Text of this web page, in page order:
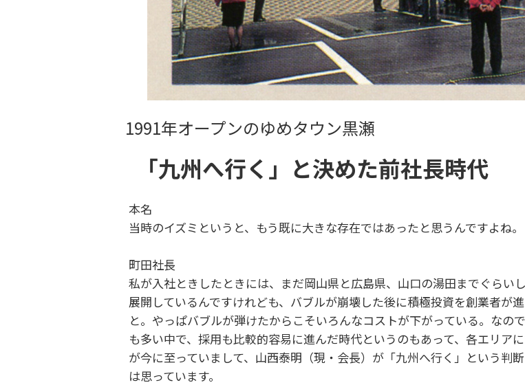
1991年オープンのゆめタウン黒瀬
「九州へ行く」と決めた前社長時代
本名
当時のイズミというと、もう既に大きな存在ではあったと思うんですよね。
町田社長
私が入社ときしたときには、まだ岡山県と広島県、山口の湯田までぐらい
展開しているんですけれども、バブルが崩壊した後に積極投資を創業者が
と。やっぱバブルが弾けたからこそいろんなコストが下がっている。なの
も多い中で、採用も比較的容易に進んだ時代というのもあって、各エリア
が今に至っていまして、山西泰明（現・会長）が「九州へ行く」という判
は思っています。